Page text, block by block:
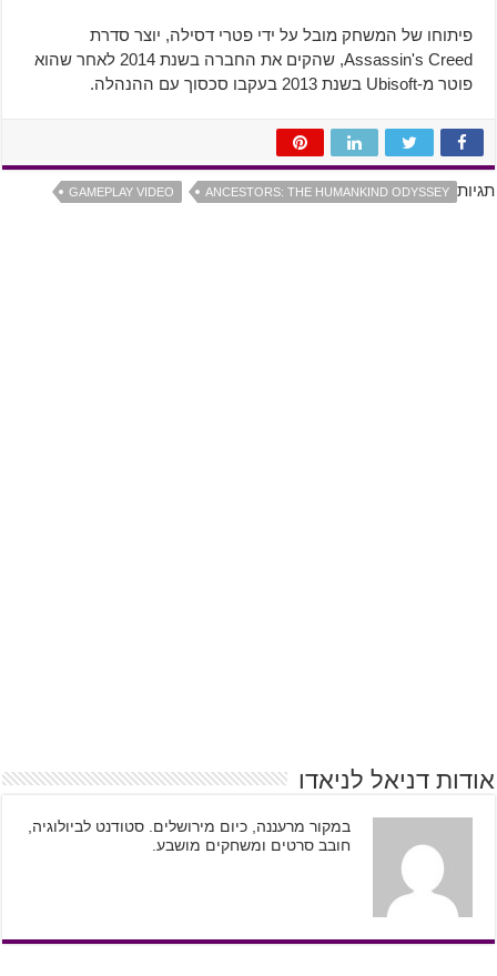
פיתוחו של המשחק מובל על ידי פטרי דסילה, יוצר סדרת
Assassin's Creed, שהקים את החברה בשנת 2014 לאחר שהוא
פוטר מ-Ubisoft בשנת 2013 בעקבו סכסוך עם ההנהלה.
תגיות ANCESTORS: THE HUMANKIND ODYSSEY
GAMEPLAY VIDEO
אודות דניאל לניאדו
במקור מרעננה, כיום מירושלים. סטודנט לביולוגיה,
חובב סרטים ומשחקים מושבע.